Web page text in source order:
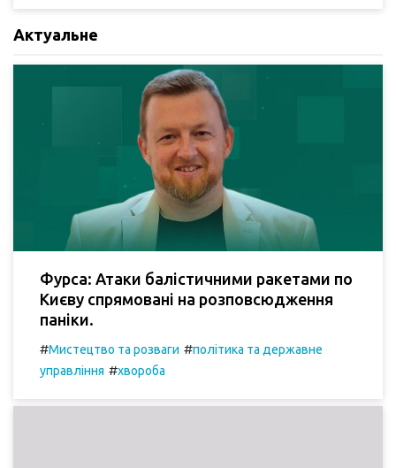
Актуальне
Фурса: Атаки балістичними ракетами по
Києву спрямовані на розповсюдження
паніки.
#Мистецтво та розваги #політика та державне
управління #хвороба